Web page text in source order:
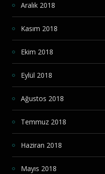
Aralık 2018
Kasım 2018
Ekim 2018
Eylül 2018
Ağustos 2018
Temmuz 2018
Haziran 2018
Mayıs 2018